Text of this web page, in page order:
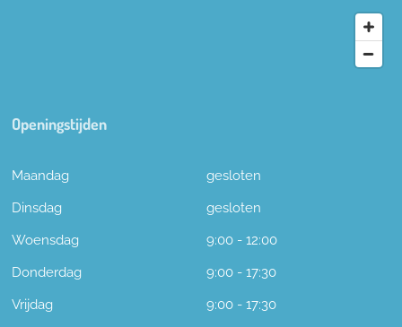
Openingstijden
Maandag
gesloten
Dinsdag
gesloten
Woensdag
9:00 - 12:00
Donderdag
9:00 - 17:30
Vrijdag
9:00 - 17:30